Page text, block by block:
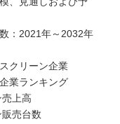
：2021年～2032年
クリーン企業
業ランキング
上高
売台数